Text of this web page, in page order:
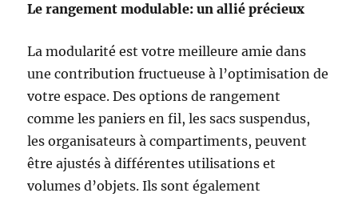
Le rangement modulable: un allié précieux
La modularité est votre meilleure amie dans
une contribution fructueuse à l’optimisation de
votre espace. Des options de rangement
comme les paniers en fil, les sacs suspendus,
les organisateurs à compartiments, peuvent
être ajustés à différentes utilisations et
volumes d’objets. Ils sont également